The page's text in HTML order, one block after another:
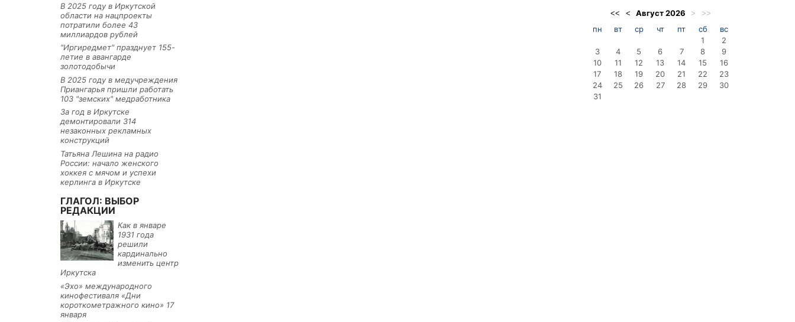
В 2025 году в Иркутской
области на нацпроекты
потратили более 43
миллиардов рублей
"Иргиредмет" празднует 155-
летие в авангарде
золотодобычи
В 2025 году в медучреждения
Приангарья пришли работать
103 "земских" медработника
За год в Иркутске
демонтировали 314
незаконных рекламных
конструкций
Татьяна Лешина на радио
России: начало женского
хоккея с мячом и успехи
керлинга в Иркутске
ГЛАГОЛ: ВЫБОР
РЕДАКЦИИ
Как в январе
1931 года
решили
кардинально
изменить центр
Иркутска
«Эхо» международного
кинофестиваля «Дни
короткометражного кино» 17
января
<< < Август2026 > >>
пн вт ср чт пт сб
вс
1
2
3
4 5 6 7 8
9
10
11 12 13 14 15
16
17
18 19 20 21 22
23
24
25 26 27 28 29
30
31